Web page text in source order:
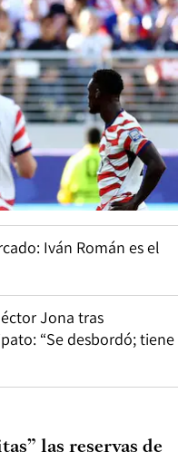
Iván Román es el
Jona tras
“Se desbordó; tiene
las reservas de